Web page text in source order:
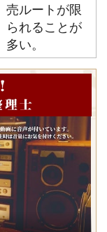
売ルートが限
られることが
多い。